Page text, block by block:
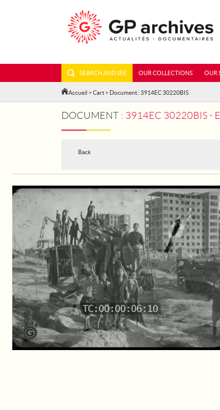
SEARCH AND SEE OUR COLLECTIONS OUR
Accueil > Cart > Document : 3914EC 30220BIS
DOCUMENT : 3914EC 30220BIS -
Back